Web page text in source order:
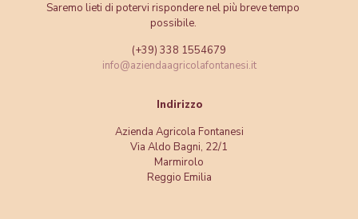
Saremo lieti di potervi rispondere nel più breve tempo
possibile.
(+39) 338 1554679
info@aziendaagricolafontanesi.it
Indirizzo
Azienda Agricola Fontanesi
Via Aldo Bagni, 22/1
Marmirolo
Reggio Emilia